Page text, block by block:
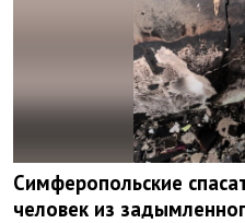
Симферопольские
человек из